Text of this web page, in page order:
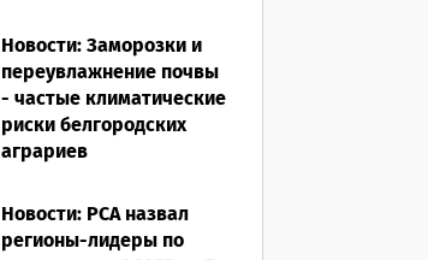
06.08.2026
Новости: Заморозки и
переувлажнение почвы
- частые климатические
риски белгородских
аграриев
Новости: РСА назвал
регионы-лидеры по